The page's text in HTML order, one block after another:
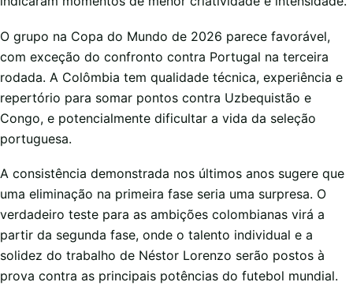
O grupo na Copa do Mundo de 2026 parece favorável,
com exceção do confronto contra Portugal na terceira
rodada. A Colômbia tem qualidade técnica, experiência e
repertório para somar pontos contra Uzbequistão e
Congo, e potencialmente dificultar a vida da seleção
portuguesa.
A consistência demonstrada nos últimos anos sugere que
uma eliminação na primeira fase seria uma surpresa. O
verdadeiro teste para as ambições colombianas virá a
partir da segunda fase, onde o talento individual e a
solidez do trabalho de Néstor Lorenzo serão postos à
prova contra as principais potências do futebol mundial.